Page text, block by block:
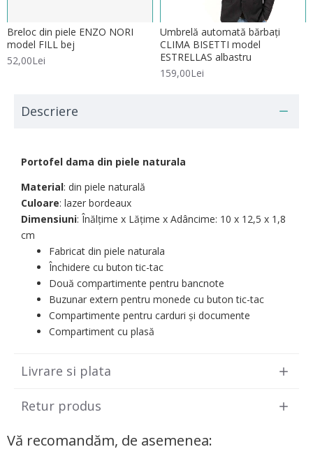
Breloc din piele ENZO NORI
model FILL bej
52,00Lei
Umbrelă automată bărbați
CLIMA BISETTI model
ESTRELLAS albastru
159,00Lei
Descriere
Portofel dama din piele naturala
Material: din piele naturală
Culoare: lazer bordeaux
Dimensiuni: Înălțime x Lățime x Adâncime: 10 х 12,5 х 1,8
cm
Fabricat din piele naturala
Închidere cu buton tic-tac
Două compartimente pentru bancnote
Buzunar extern pentru monede cu buton tic-tac
Compartimente pentru carduri și documente
Compartiment cu plasă
Livrare si plata
Retur produs
Vă recomandăm, de asemenea: